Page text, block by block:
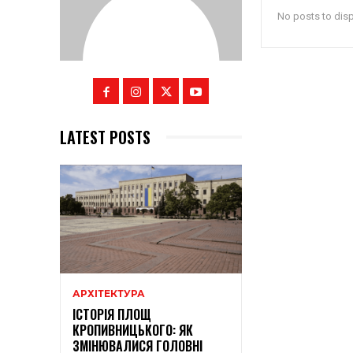
LATEST POSTS
АРХІТЕКТУРА
ІСТОРІЯ ПЛОЩ
КРОПИВНИЦЬКОГО: ЯК
ЗМІНЮВАЛИСЯ ГОЛОВНІ
No posts to